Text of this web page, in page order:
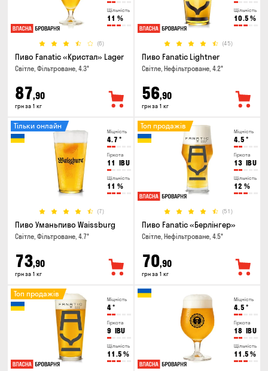
Щільність
11 %
(6)
Пиво Fanatic «Кристал» Lager
Світле, Фільтроване, 4.3°
87,90
грн за 1 кг
Щільність
10.5 %
(45)
Пиво Fanatic Lightner
Світле, Нефільтроване, 4.2°
56,90
грн за 1 кг
Міцність
4.7 °
Гіркота
11 IBU
Щільність
11 %
(7)
Тільки онлайн
Пиво Уманьпиво Waissburg
Світле, Фільтроване, 4.7°
73,90
грн за 1 кг
Міцність
4.5 °
Гіркота
13 IBU
Щільність
12 %
(51)
Топ продажів
Пиво Fanatic «Берлінгер»
Світле, Нефільтроване, 4.5°
70,90
грн за 1 кг
Міцність
4°
Гіркота
9 IBU
Щільність
11.5 %
Топ продажів
Міцність
4.5 °
Гіркота
18 IBU
Щільність
11.5 %